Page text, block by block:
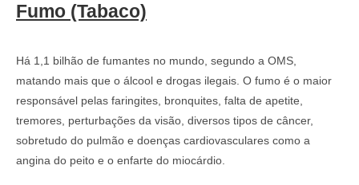
Fumo (Tabaco)
Há 1,1 bilhão de fumantes no mundo, segundo a OMS,
matando mais que o álcool e drogas ilegais. O fumo é o maior
responsável pelas faringites, bronquites, falta de apetite,
tremores, perturbações da visão, diversos tipos de câncer,
sobretudo do pulmão e doenças cardiovasculares como a
angina do peito e o enfarte do miocárdio.